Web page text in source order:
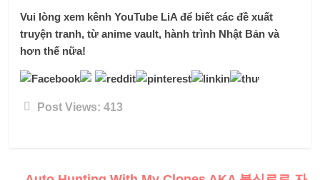
Vui lòng xem kênh YouTube LiA để biết các đề xuất
truyện tranh, từ anime vault, hành trình Nhật Bản và
hơn thế nữa!
Post Views: 413